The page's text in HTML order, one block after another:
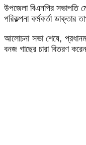
উপজেলা বিএনপির সভাপতি
পরিকল্পনা কর্মকর্তা
আলোচনা সভা শেষে,
বনজ গাছের চারা বিতরণ